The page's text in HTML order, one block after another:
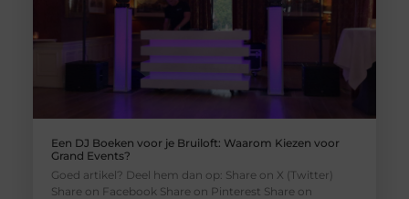
Een DJ Boeken voor je Bruiloft: Waarom Kiezen voor
Grand Events?
Goed artikel? Deel hem dan op: Share on X (Twitter)
Share on Facebook Share on Pinterest Share on